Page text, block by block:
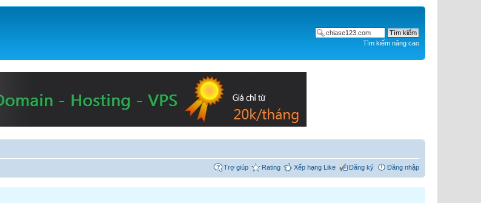
Tìm kiếm nâng cao
Trợ giúp Rating Xếp hạng Like Đăng ký Đăng nhập